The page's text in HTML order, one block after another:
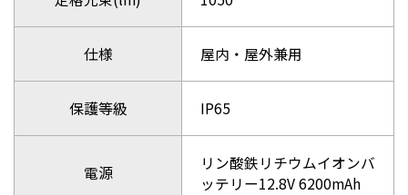
仕様 屋内・屋外兼用
保護等級 IP65
電源
リン酸鉄リチウムイオンバ
ッテリー12.8V 6200mAh